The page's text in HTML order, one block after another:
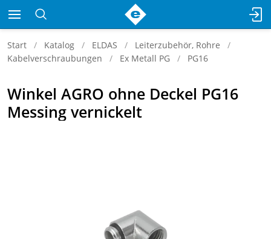
Start Katalog ELDAS
Leiterzubehör, Rohre
Kabelverschraubungen
Ex Metall PG PG16
Winkel AGRO ohne Deckel PG16
Messing vernickelt